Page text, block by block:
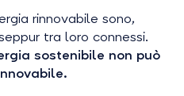
rinnovabile sono,
tra loro connessi.
sostenibile non può